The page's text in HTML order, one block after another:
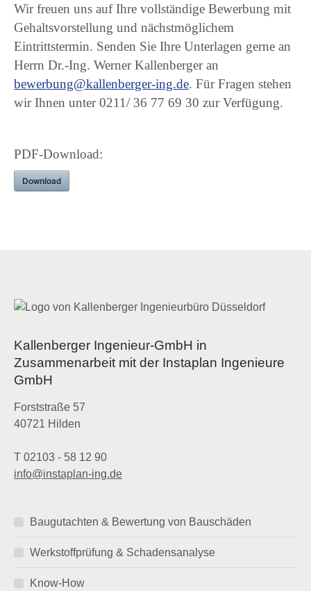
Wir freuen uns auf Ihre vollständige Bewerbung mit
Gehaltsvorstellung und nächstmöglichem
Eintrittstermin. Senden Sie Ihre Unterlagen gerne an
Herrn Dr.-Ing. Werner Kallenberger an
bewerbung@kallenberger-ing.de. Für Fragen stehen
wir Ihnen unter 0211/ 36 77 69 30 zur Verfügung.
PDF-Download:
Download
Kallenberger Ingenieur-GmbH in
Zusammenarbeit mit der Instaplan Ingenieure
GmbH
Forststraße 57
40721 Hilden
T 02103 - 58 12 90
info@instaplan-ing.de
Baugutachten & Bewertung von Bauschäden
Werkstoffprüfung & Schadensanalyse
Know-How